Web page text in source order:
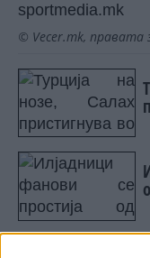
sportmedia.mk
© Vecer.mk, правата